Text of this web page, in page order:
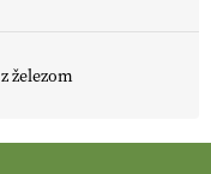
železom